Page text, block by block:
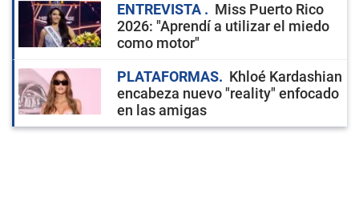
ENTREVISTA
Miss Puerto Rico
2026: "Aprendí a utilizar el miedo
como motor"
PLATAFORMAS
Khloé Kardashian
encabeza nuevo "reality" enfocado
en las amigas